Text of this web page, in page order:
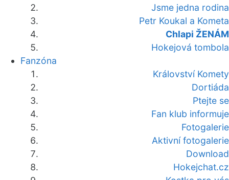
Jsme jedna rodina
Petr Koukal a Kometa
Chlapi ŽENÁM
Hokejová tombola
Fanzóna
Království Komety
Dortiáda
Ptejte se
Fan klub informuje
Fotogalerie
Aktivní fotogalerie
Download
Hokejchat.cz